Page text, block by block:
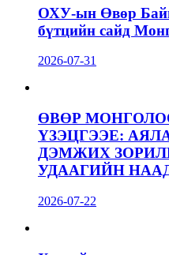
ОХУ-ын Өвөр
бүтцийн сайд
2026-07-31
ӨВӨР
ҮЗЭЦГЭЭЕ:
ДЭМЖИХ
УДААГИЙН
2026-07-22